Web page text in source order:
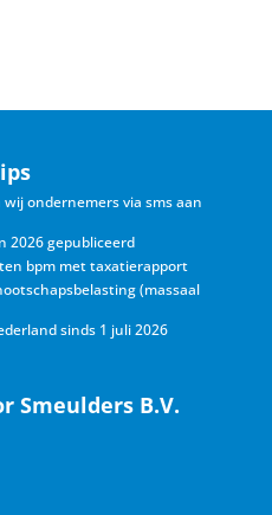
ondernemers via sms aan
2026 gepubliceerd
bpm met taxatierapport
(massaal
sinds 1 juli 2026
Smeulders B.V.